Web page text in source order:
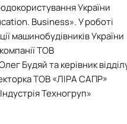
мов
підтримка
вчених
НУБіП України
пам'ятки
діяльність
комплекс, лісове і
ветеринарна
України
автору
НТЗ
НУБіП України
НУБіП України (English)
проведення науково-
та організації
послуг
«Голосіївська ініціатива
та працівники
України
і професори НУБіП України
кур'єр
університету
інформації
особа з питань запобігання
антикорупційного
України
правові акти
України
Business».У роботі
машинобудівників України
ТОВ
Будяйта керівник
ТОВ «ЛІРА САПР»
Техногруп»